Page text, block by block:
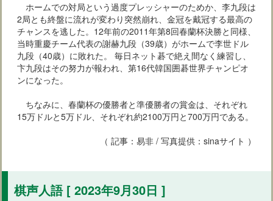
ホームでの対局という過度プレッシャーのためか、李九段は
2局とも終盤に流れが変わり突然崩れ、金冠を戴冠する最高の
チャンスを逃した。12年前の2011年第8回春蘭杯決勝と同様、
当時重慶チーム代表の謝赫九段（39歳）がホームで李世ドル
九段（40歳）に敗れた。 毎日ネット碁で絶え間なく練習し、
卞九段はその努力が報われ、第16代韓国囲碁世界チャンピオ
ンになった。
ちなみに、春蘭杯の優勝者と準優勝者の賞金は、それぞれ
15万ドルと5万ドル、それぞれ約2100万円と700万円である。
（ 記事：易非 / 写真提供：sinaサイト ）
棋声人語 [ 2023年9月30日 ]